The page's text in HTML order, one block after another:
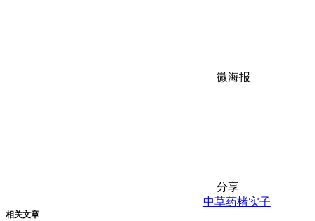
微海报
分享
相关文章
中草药楮实子